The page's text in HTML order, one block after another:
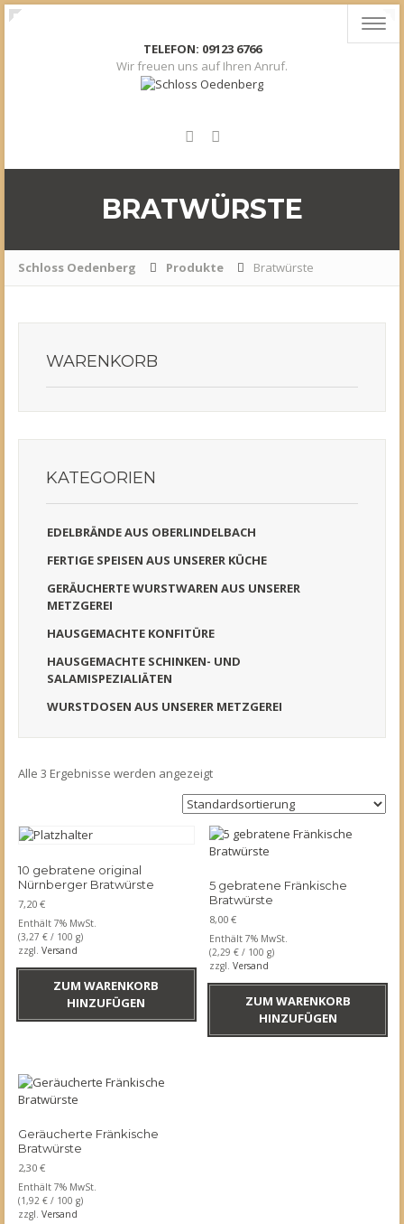
TELEFON: 09123 6766
Wir freuen uns auf Ihren Anruf.
BRATWÜRSTE
Schloss Oedenberg Produkte Bratwürste
WARENKORB
KATEGORIEN
EDELBRÄNDE AUS OBERLINDELBACH
FERTIGE SPEISEN AUS UNSERER KÜCHE
GERÄUCHERTE WURSTWAREN AUS UNSERER
METZGEREI
HAUSGEMACHTE KONFITÜRE
HAUSGEMACHTE SCHINKEN- UND
SALAMISPEZIALIÄTEN
WURSTDOSEN AUS UNSERER METZGEREI
Alle 3 Ergebnisse werden angezeigt
10 gebratene original
Nürnberger Bratwürste
7,20 €
Enthält 7% MwSt.
(3,27 € / 100 g)
zzgl. Versand
ZUM WARENKORB
HINZUFÜGEN
5 gebratene Fränkische
Bratwürste
8,00€
Enthält 7% MwSt.
(2,29€ / 100 g)
zzgl.Versand
ZUM WARENKORB
HINZUFÜGEN
Geräucherte Fränkische
Bratwürste
2,30 €
Enthält 7% MwSt.
(1,92 € / 100 g)
zzgl. Versand